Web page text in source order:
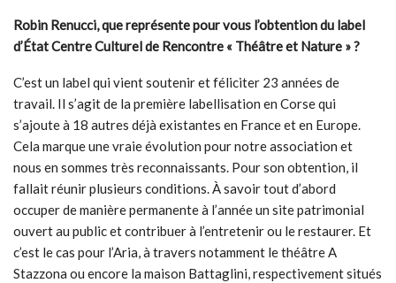
Robin Renucci, que représente pour vous l’obtention du label
d’État Centre Culturel de Rencontre « Théâtre et Nature » ?
C’est un label qui vient soutenir et féliciter 23 années de
travail. Il s’agit de la première labellisation en Corse qui
s’ajoute à 18 autres déjà existantes en France et en Europe.
Cela marque une vraie évolution pour notre association et
nous en sommes très reconnaissants. Pour son obtention, il
fallait réunir plusieurs conditions. À savoir tout d’abord
occuper de manière permanente à l’année un site patrimonial
ouvert au public et contribuer à l’entretenir ou le restaurer. Et
c’est le cas pour l’Aria, à travers notamment le théâtre A
Stazzona ou encore la maison Battaglini, respectivement situés